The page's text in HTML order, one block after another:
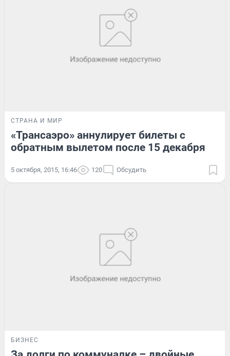
СТРАНА И МИР
«Трансаэро» аннулирует билеты с
обратным вылетом после 15 декабря
5 октября, 2015, 16:46 120 Обсудить
БИЗНЕС